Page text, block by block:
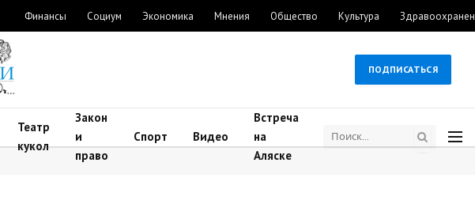
Финансы Социум Экономика Мнения Общество Культура
ПОДПИСАТЬСЯ
Театр
кукол
Закон
и
право
Спорт Видео
Встреча
на
Аляске